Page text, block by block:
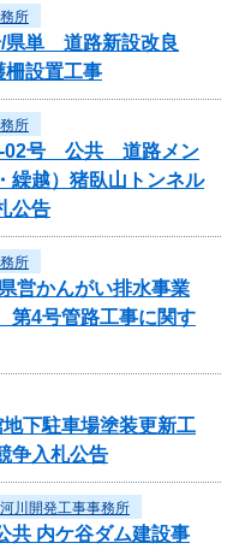
所
/県単 道路新設改良
設置工事
所
02号 公共 道路メン
繰越）猪臥山トンネル
公告
所
営かんがい排水事業
4号管路工事に関す
地下駐車場塗装更新工
争入札公告
川開発工事事務所
共 内ケ谷ダム建設事